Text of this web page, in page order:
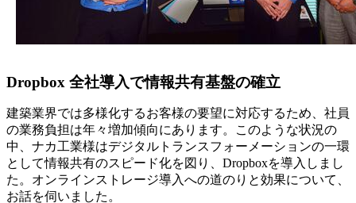
Dropbox 全社導入で情報共有基盤の確立
建築業界では多様化するお客様の要望に対応するため、社員
の業務負担は年々増加傾向にあります。このような状況の
中、ナカ工業様はデジタルトランスフォーメーションの一環
として情報共有のスピード化を図り、Dropboxを導入しまし
た。オンラインストレージ導入への道のりと効果について、
お話を伺いました。